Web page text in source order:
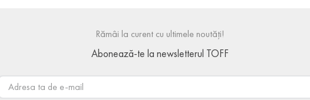
Rămâi la curent cu ultimele noutăți!
Abonează-te la newsletterul TOFF